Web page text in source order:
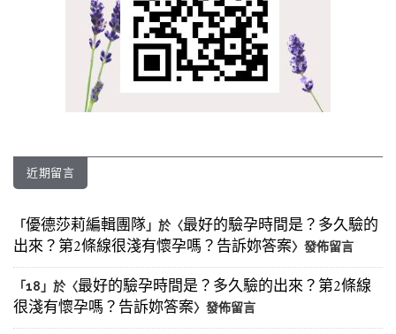
近期留言
「優德莎莉編輯團隊」於〈最好的驗孕時間是？多久驗的
出來？第2條線很淺有懷孕嗎？告訴妳答案〉發佈留言
「18 」於〈最好的驗孕時間是？多久驗的出來？第2條線
很淺有懷孕嗎？告訴妳答案〉發佈留言